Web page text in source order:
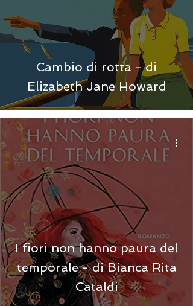
Cambio di rotta - di
Elizabeth Jane Howard
I fiori non hanno paura del
temporale - di Bianca Rita
Cataldi